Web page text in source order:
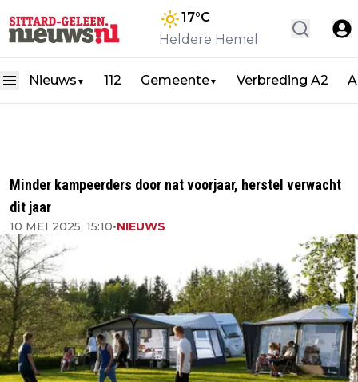
17°C
Heldere Hemel
Nieuws ▼ 112 Gemeente▼ Verbreding A2
Minder kampeerders door nat voorjaar, herstel verwacht
dit jaar
10 MEI 2025, 15:10•NIEUWS